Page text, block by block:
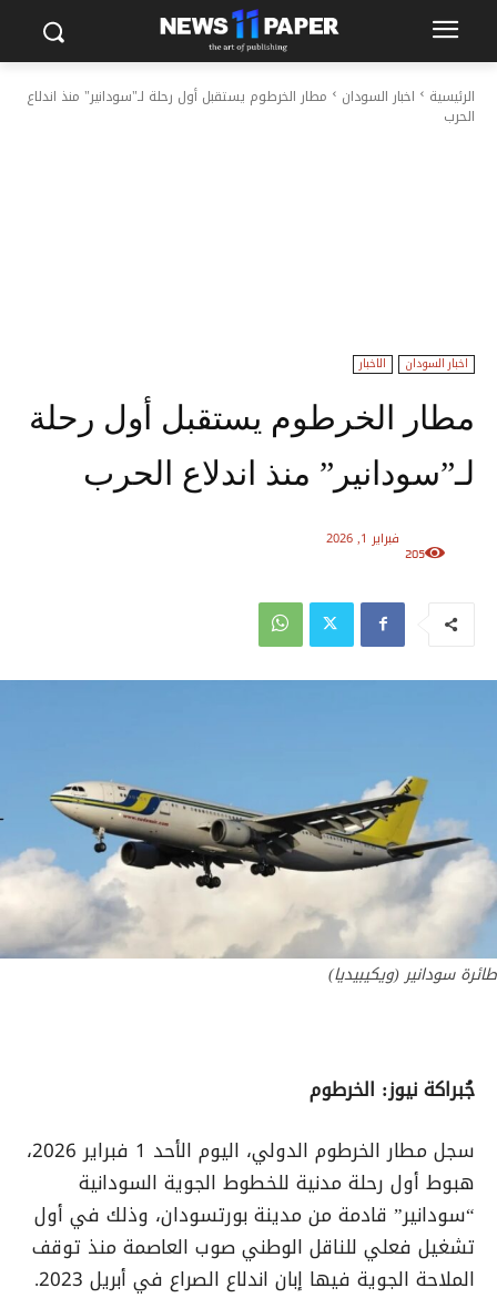
الرئيسية اخبار السودان
مطار الخرطوم يستقبل أول رحلة لـ"سودانير" منذ اندلاع
الحرب
اخبار السودان الاخبار
مطار الخرطوم يستقبل أول رحلة
لـ”سودانير” منذ اندلاع الحرب
فبراير 1, 2026
205
طائرة سودانير (ويكيبيديا)
جُبراكة نيوز: الخرطوم
سجل مطار الخرطوم الدولي، اليوم الأحد 1 فبراير 2026،
هبوط أول رحلة مدنية للخطوط الجوية السودانية
“سودانير” قادمة من مدينة بورتسودان، وذلك في أول
تشغيل فعلي للناقل الوطني صوب العاصمة منذ توقف
الملاحة الجوية فيها إبان اندلاع الصراع في أبريل 2023.